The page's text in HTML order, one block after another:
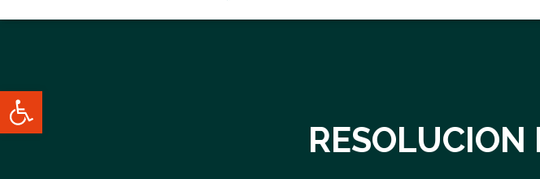
Abrir barra de herramientas